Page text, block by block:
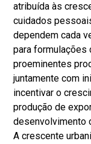
atribuída às
cuidados
dependem cada
para formulações
proeminentes
juntamente com
incentivar o
produção de
desenvolvimento
A crescente